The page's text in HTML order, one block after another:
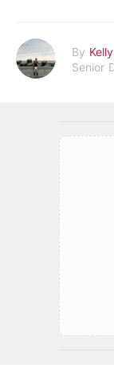
By Kelly
Senior